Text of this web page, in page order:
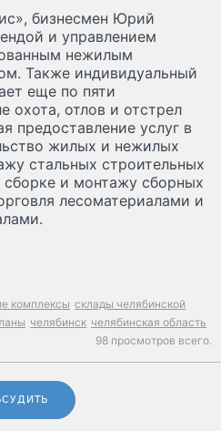
бизнесмен Юрий
и управлением
нежилым
Также индивидуальный
еще по пяти
охота, отлов и отстрел
предоставление услуг в
жилых и нежилых
стальных строительных
и монтажу сборных
лесоматериалами и
комплексы склады челябинской
челябинск челябинская область
98 просмотров всего.